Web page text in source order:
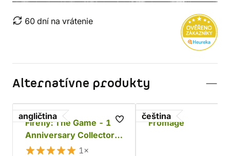
60 dní na vrátenie
Alternatívne produkty
angličtina
Firefly: The Game - 10.
Anniversary Collector's
Edition
1×
čeština
Fromage